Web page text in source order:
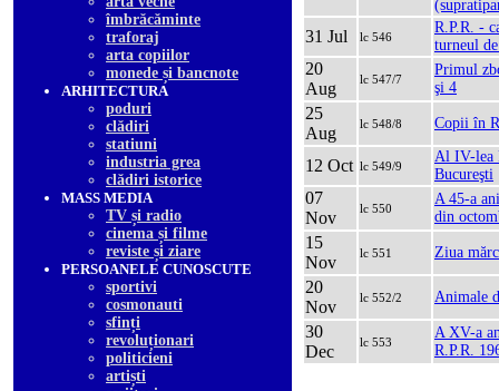
îmbrăcăminte
traforaj
arta copiilor
monede și bancnote
ARHITECTURA
poduri
clădiri
statiuni
industria grea
clădiri istorice
MASS MEDIA
TV și radio
cinema și filme
reviste și ziare
PERSOANELE CUNOSCUTE
sportivi
cosmonauti
sfinți
revoluționari
politicieni
artiști
31 Jul lc 546
R.P.R. -
turneul
20
Aug
lc 547/7
Primul
şi 4
25
Aug
lc 548/8 Copii în
12 Oct lc 549/9
Al IV-lea
Bucureşti
07
Nov
lc 550
A 45-a
din
15
Nov
lc 551 Ziua
20
Nov
lc 552/2 Animale
30
Dec
lc 553
A XV-a
R.P.R.